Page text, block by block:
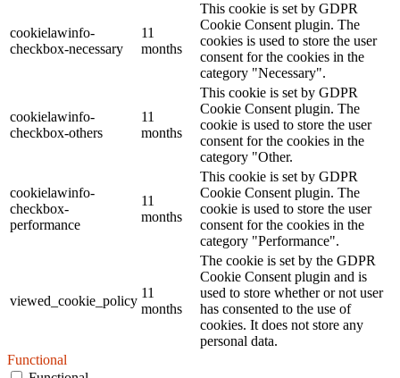
cookielawinfo-
checkbox-necessary
11
months
This cookie is set by GDPR
Cookie Consent plugin. The
cookies is used to store the user
consent for the cookies in the
category "Necessary".
cookielawinfo-
checkbox-others
11
months
This cookie is set by GDPR
Cookie Consent plugin. The
cookie is used to store the user
consent for the cookies in the
category "Other.
cookielawinfo-
checkbox-
performance
11
months
This cookie is set by GDPR
Cookie Consent plugin. The
cookie is used to store the user
consent for the cookies in the
category "Performance".
viewed_cookie_policy
11
months
The cookie is set by the GDPR
Cookie Consent plugin and is
used to store whether or not user
has consented to the use of
cookies. It does not store any
personal data.
Functional